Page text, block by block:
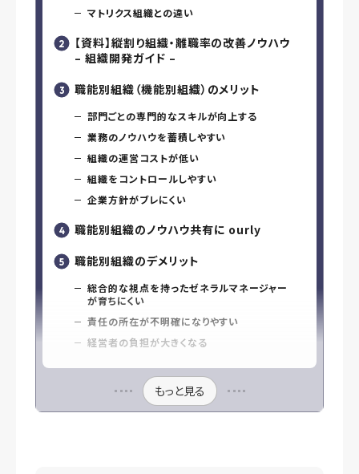
マトリクス組織との違い
【資料】縦割り組織・離職率の改善ノウハウ
– 組織開発ガイド –
職能別組織（機能別組織）のメリット
部門ごとの専門的なスキルが向上する
業務のノウハウを蓄積しやすい
組織の運営コストが低い
組織をコントロールしやすい
企業方針がブレにくい
職能別組織のノウハウ共有に ourly
職能別組織のデメリット
総合的な視点を持ったゼネラルマネージャー
が育ちにくい
責任の所在が不明確になりやすい
経営者の負担が大きくなる
もっと見る